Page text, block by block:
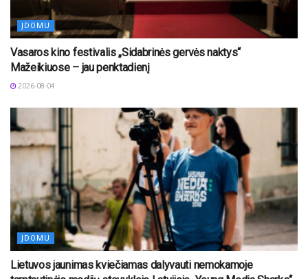
ĮDOMU
Vasaros kino festivalis „Sidabrinės gervės naktys“
Mažeikiuose – jau penktadienį
2026-08-04
ĮDOMU
Lietuvos jaunimas kviečiamas dalyvauti nemokamoje